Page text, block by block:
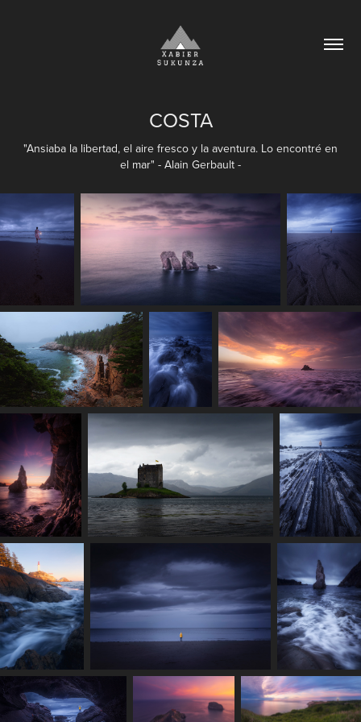
COSTA
"Ansiaba la libertad, el aire fresco y la aventura. Lo encontré en
el mar" - Alain Gerbault -